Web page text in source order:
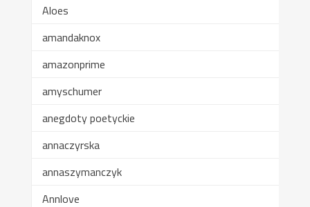
Aloes
amandaknox
amazonprime
amyschumer
anegdoty poetyckie
annaczyrska
annaszymanczyk
Annlove